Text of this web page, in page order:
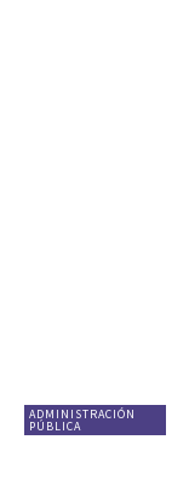
ADMINISTRACIÓN
PÚBLICA